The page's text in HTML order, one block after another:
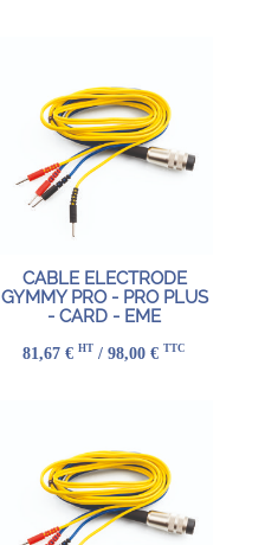
CABLE ELECTRODE
GYMMY PRO - PRO PLUS
- CARD - EME
81,67 € HT / 98,00 € TTC